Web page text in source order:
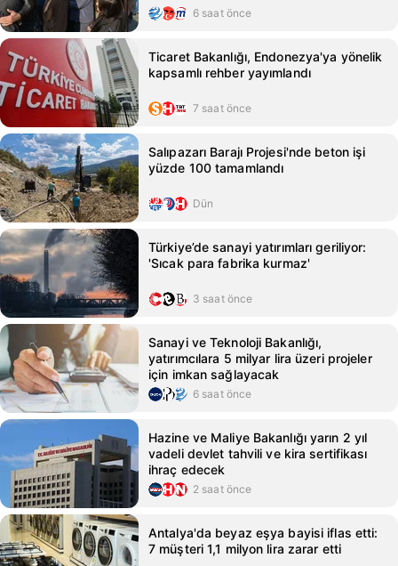
6 saat önce
Ticaret Bakanlığı, Endonezya'ya yönelik
kapsamlı rehber yayımlandı
7 saat önce
Salıpazarı Barajı Projesi'nde beton işi
yüzde 100 tamamlandı
Dün
Türkiye’de sanayi yatırımları geriliyor:
'Sıcak para fabrika kurmaz'
3 saat önce
Sanayi ve Teknoloji Bakanlığı,
yatırımcılara 5 milyar lira üzeri projeler
için imkan sağlayacak
6 saat önce
Hazine ve Maliye Bakanlığı yarın 2 yıl
vadeli devlet tahvili ve kira sertifikası
ihraç edecek
2 saat önce
Antalya'da beyaz eşya bayisi iflas etti:
7 müşteri 1,1 milyon lira zarar etti